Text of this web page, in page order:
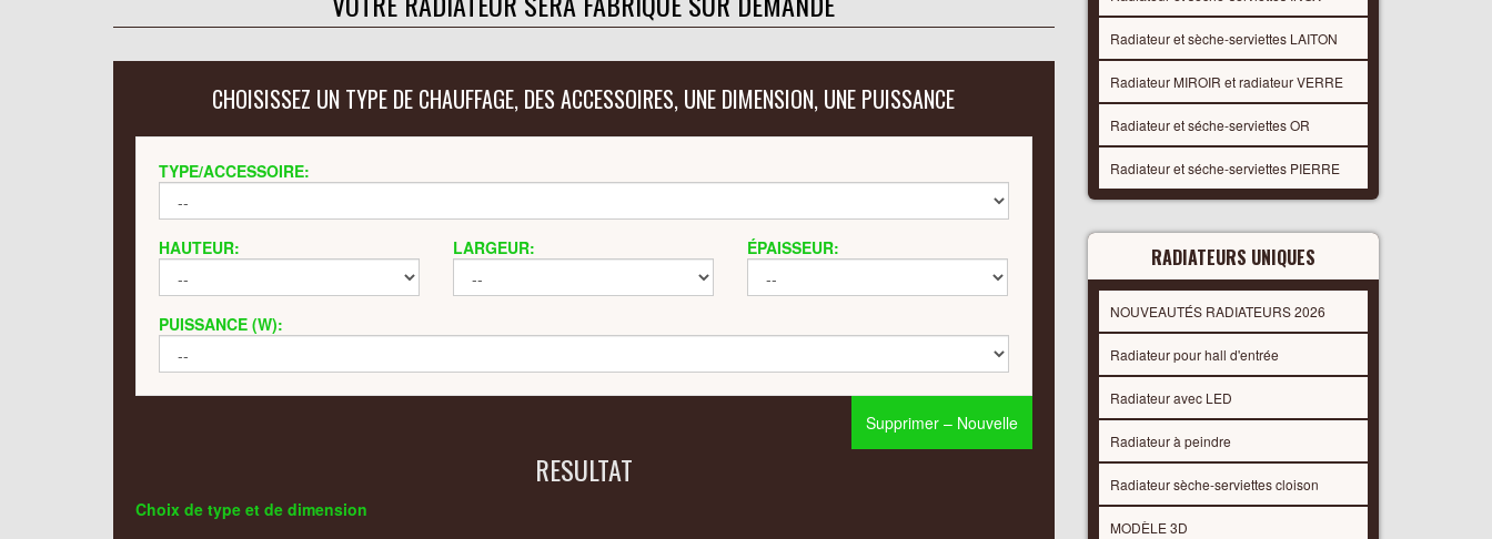
CHOISISSEZ UN TYPE DE CHAUFFAGE, DES ACCESSOIRES, UNE DIMENSION, UNE PUISSANCE
TYPE/ACCESSOIRE:
HAUTEUR: LARGEUR: ÉPAISSEUR:
PUISSANCE (W):
Supprimer – Nouvelle
RESULTAT
Choix de type et de dimension
Radiateur et sèche-serviettes LAITON
Radiateur MIROIR et radiateur VERRE
Radiateur et séche-serviettes OR
Radiateur et séche-serviettes PIERRE
RADIATEURS UNIQUES
NOUVEAUTÉS RADIATEURS 2026
Radiateur pour hall d'entrée
Radiateur avec LED
Radiateur à peindre
Radiateur sèche-serviettes cloison
MODÈLE 3D